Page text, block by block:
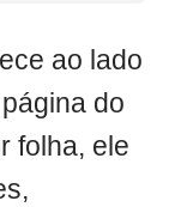
ao lado
do
folha, ele